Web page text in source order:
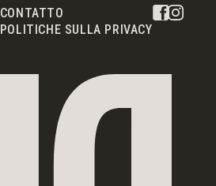
CONTATTO
POLITICHE SULLA PRIVACY